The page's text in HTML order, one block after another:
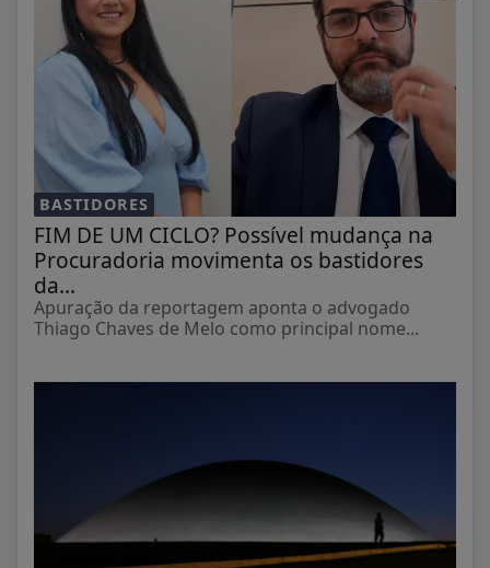
BASTIDORES
FIM DE UM CICLO? Possível mudança na
Procuradoria movimenta os bastidores
da...
Apuração da reportagem aponta o advogado
Thiago Chaves de Melo como principal nome...